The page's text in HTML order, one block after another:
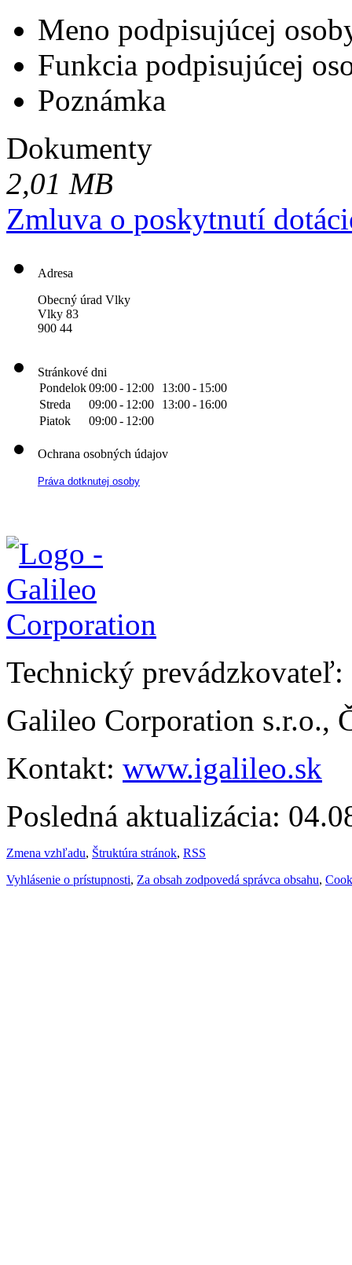
Meno podpisujúcej
Funkcia podpisujúcej
Poznámka
Dokumenty
2,01 MB
Zmluva o poskytnutí
Adresa
Obecný úrad Vlky
Vlky 83
900 44
Stránkové dni
Pondelok09:00- 12:00 13:00- 15:00
Streda
09:00- 12:00 13:00- 16:00
Piatok
09:00- 12:00
Ochrana osobných údajov
Práva dotknutej osoby
Technický prevádzkovateľ:
Galileo Corporation s.r.o.,
Kontakt: www.igalileo.sk
Posledná aktualizácia:
Zmena vzhľadu, Štruktúra stránok, RSS
Vyhlásenie o prístupnosti, Za obsah zodpovedá správca obsahu,